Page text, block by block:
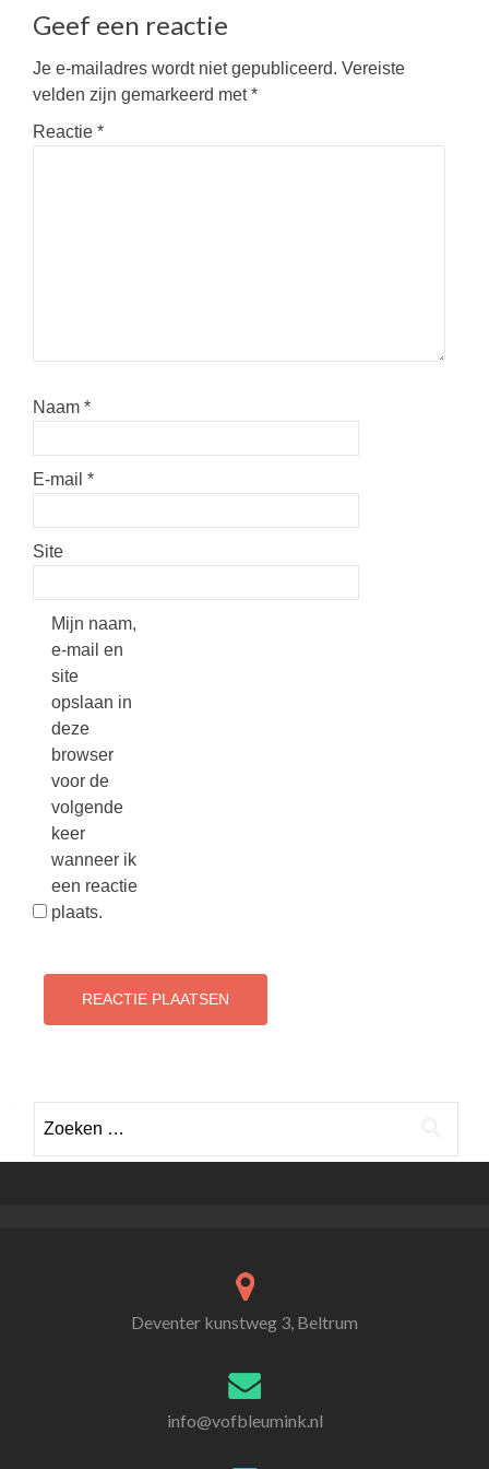
Geef een reactie
Je e-mailadres wordt niet gepubliceerd. Vereiste
velden zijn gemarkeerd met*
Reactie *
Naam *
E-mail *
Site
Mijn naam,
e-mail en
site
opslaan in
deze
browser
voor de
volgende
keer
wanneer ik
een reactie
plaats.
naar:
Deventer kunstweg 3, Beltrum
info@vofbleumink.nl